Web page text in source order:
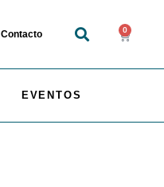
Contacto 0
EVENTOS